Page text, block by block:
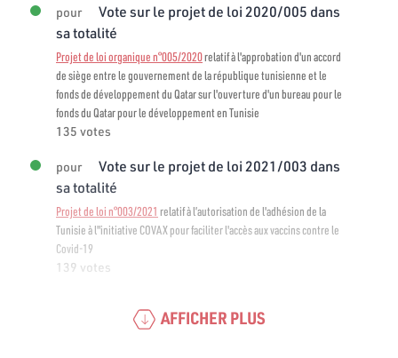
pour
Vote sur le projet de loi 2020/005 dans
sa totalité
Projet de loi organique n°005/2020relatif à l'approbation d'un accord
de siège entre le gouvernement de la république tunisienne et le
fonds de développement du Qatar sur l'ouverture d'un bureau pour le
fonds du Qatar pour le développement en Tunisie
135 votes
pour
Vote sur le projet de loi 2021/003 dans
sa totalité
Projet de loi n°003/2021 relatif à l’autorisation de l'adhésion de la
Tunisie à l"initiative COVAX pour faciliter l'accès aux vaccins contre le
Covid-19
139 votes
AFFICHER PLUS